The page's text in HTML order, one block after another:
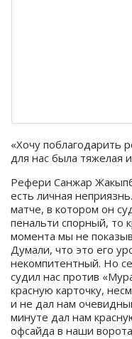
«Хочу поблагодарить
для нас была тяжелая
Рефери Санжар
есть личная
матче, в котором он
пенальти спорный, то
момента мы не
Думали, что это его
некомпитентный. Но
судил нас против
красную карточку,
и не дал нам
минуте дал нам
офсайда в наши